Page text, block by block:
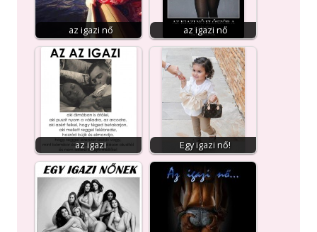
az igazi nő az igazi nő
az igazi Egy igazi nő!